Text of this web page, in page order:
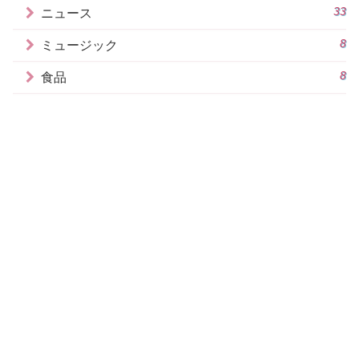
ニュース 33
ミュージック 8
食品 8